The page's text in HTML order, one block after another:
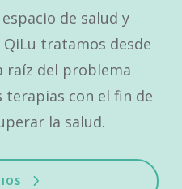
de salud y
QiLu tratamos desde
raíz del problema
con el fin de
la salud.